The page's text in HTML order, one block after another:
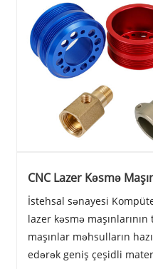
CNC Lazer Kəsmə
inqilab edir
İstehsal sənayesi
lazer kəsmə
maşınlar məhsulların
edərək geniş çeşidli